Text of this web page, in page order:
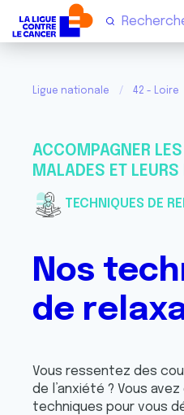
Ligue nationale 42 - Loire
ACCOMPAGNER
MALADES ET LEURS
TECHNIQUES DE
Nos
de
Vous ressentez des
de l’anxiété ? Vous
techniques pour vous